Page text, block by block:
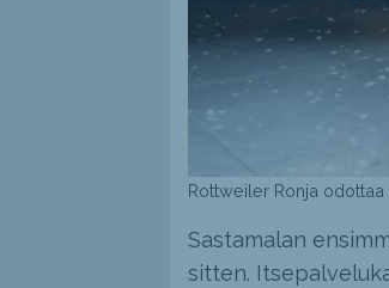
Rottweiler Ronja
Sastamalan
sitten.